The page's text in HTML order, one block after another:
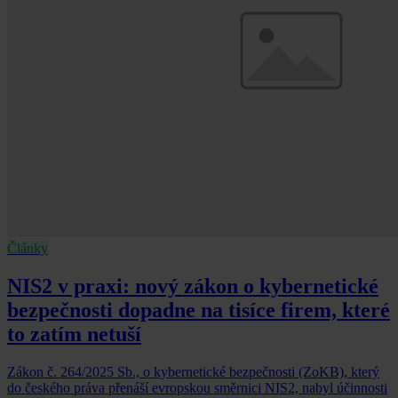
Články
NIS2 v praxi: nový zákon o kybernetické
bezpečnosti dopadne na tisíce firem, které
to zatím netuší
Zákon č. 264/2025 Sb., o kybernetické bezpečnosti (ZoKB), který
do českého práva přenáší evropskou směrnici NIS2, nabyl účinnosti